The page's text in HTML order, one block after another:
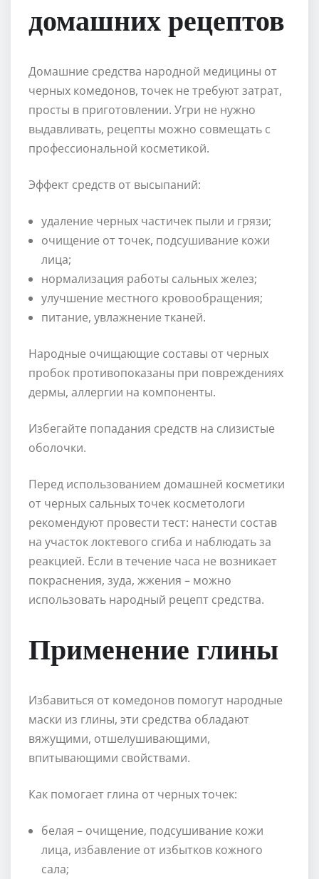
домашних рецептов
Домашние средства народной медицины от
черных комедонов, точек не требуют затрат,
просты в приготовлении. Угри не нужно
выдавливать, рецепты можно совмещать с
профессиональной косметикой.
Эффект средств от высыпаний:
удаление черных частичек пыли и грязи;
очищение от точек, подсушивание кожи
лица;
нормализация работы сальных желез;
улучшение местного кровообращения;
питание, увлажнение тканей.
Народные очищающие составы от черных
пробок противопоказаны при повреждениях
дермы, аллергии на компоненты.
Избегайте попадания средств на слизистые
оболочки.
Перед использованием домашней косметики
от черных сальных точек косметологи
рекомендуют провести тест: нанести состав
на участок локтевого сгиба и наблюдать за
реакцией. Если в течение часа не возникает
покраснения, зуда, жжения – можно
использовать народный рецепт средства.
Применение глины
Избавиться от комедонов помогут народные
маски из глины, эти средства обладают
вяжущими, отшелушивающими,
впитывающими свойствами.
Как помогает глина от черных точек:
белая – очищение, подсушивание кожи
лица, избавление от избытков кожного
сала;